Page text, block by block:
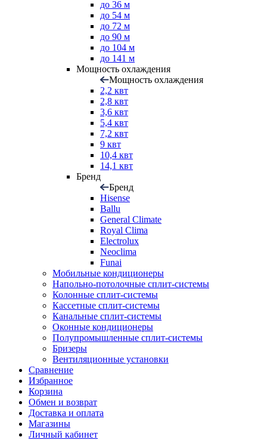
до 36 м
до 54 м
до 72 м
до 90 м
до 104 м
до 141 м
Мощность охлаждения
Мощность охлаждения
2,2 квт
2,8 квт
3,6 квт
5,4 квт
7,2 квт
9 квт
10,4 квт
14,1 квт
Бренд
Бренд
Hisense
Ballu
General Climate
Royal Clima
Electrolux
Neoclima
Funai
Мобильные кондиционеры
Напольно-потолоч​ные ​сплит-системы
Колонные ​​сплит-системы
Кассетные сплит-системы
Канальные сплит-системы
Оконные кондиционеры
Полупромышленные сплит-системы
Бризеры
Вентиляционные установки
Сравнение
Избранное
Корзина
Обмен и возврат
Доставка и оплата
Магазины
Личный кабинет